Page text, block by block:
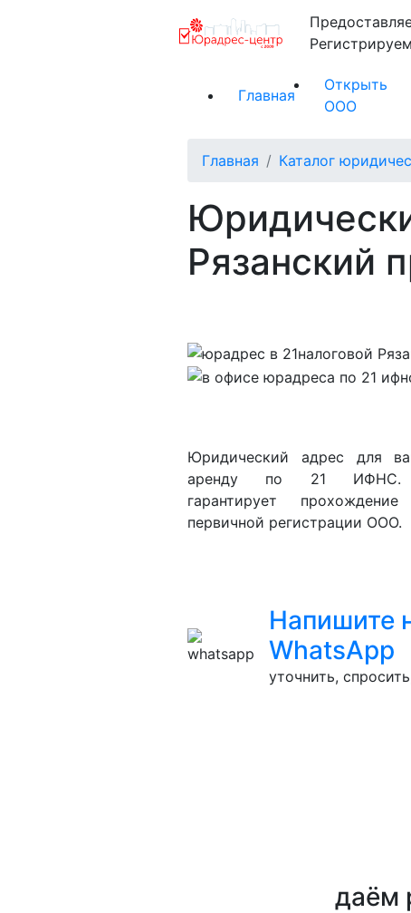
Главная
Открыть
ООО
Главная Каталог
Рязанский
Юридический адрес для
аренду по 21 ИФНС.
гарантирует
первичной регистрации ООО.
Напишите
WhatsApp
уточнить,
даём